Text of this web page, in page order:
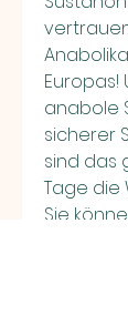
Europas!
anabole
sicherer
sind das
Tage die
Sie